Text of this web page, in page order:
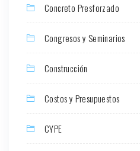
Concreto Presforzado
Congresos y Seminarios
Construcción
Costos y Presupuestos
CYPE